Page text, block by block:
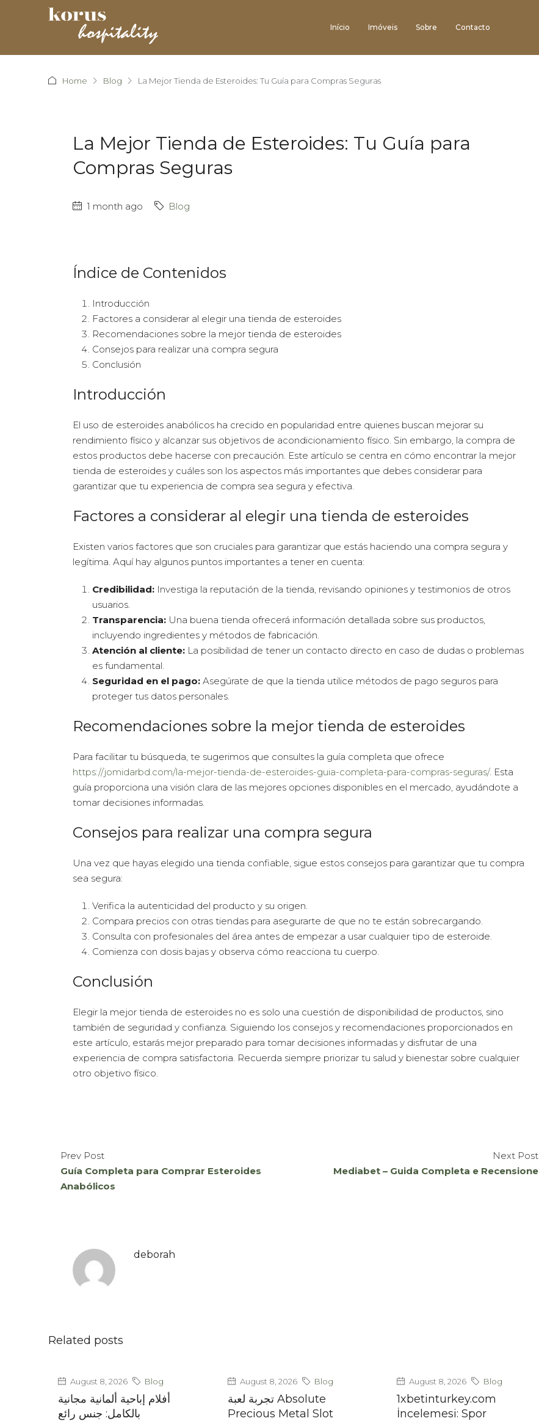
Início Imóveis Sobre Contacto
Home Blog La Mejor Tienda de Esteroides: Tu Guía para Compras Seguras
La Mejor Tienda de Esteroides: Tu Guía para
Compras Seguras
1 month ago Blog
Índice de Contenidos
Introducción
Factores a considerar al elegir una tienda de esteroides
Recomendaciones sobre la mejor tienda de esteroides
Consejos para realizar una compra segura
Conclusión
Introducción
El uso de esteroides anabólicos ha crecido en popularidad entre quienes buscan mejorar su
rendimiento físico y alcanzar sus objetivos de acondicionamiento físico. Sin embargo, la compra de
estos productos debe hacerse con precaución. Este artículo se centra en cómo encontrar la mejor
tienda de esteroides y cuáles son los aspectos más importantes que debes considerar para
garantizar que tu experiencia de compra sea segura y efectiva.
Factores a considerar al elegir una tienda de esteroides
Existen varios factores que son cruciales para garantizar que estás haciendo una compra segura y
legítima. Aquí hay algunos puntos importantes a tener en cuenta:
Credibilidad: Investiga la reputación de la tienda, revisando opiniones y testimonios de otros
usuarios.
Transparencia: Una buena tienda ofrecerá información detallada sobre sus productos,
incluyendo ingredientes y métodos de fabricación.
Atención al cliente: La posibilidad de tener un contacto directo en caso de dudas o problemas
es fundamental.
Seguridad en el pago: Asegúrate de que la tienda utilice métodos de pago seguros para
proteger tus datos personales.
Recomendaciones sobre la mejor tienda de esteroides
Para facilitar tu búsqueda, te sugerimos que consultes la guía completa que ofrece
https://jomidarbd.com/la-mejor-tienda-de-esteroides-guia-completa-para-compras-seguras/. Esta
guía proporciona una visión clara de las mejores opciones disponibles en el mercado, ayudándote a
tomar decisiones informadas.
Consejos para realizar una compra segura
Una vez que hayas elegido una tienda confiable, sigue estos consejos para garantizar que tu compra
sea segura:
Verifica la autenticidad del producto y su origen.
Compara precios con otras tiendas para asegurarte de que no te están sobrecargando.
Consulta con profesionales del área antes de empezar a usar cualquier tipo de esteroide.
Comienza con dosis bajas y observa cómo reacciona tu cuerpo.
Conclusión
Elegir la mejor tienda de esteroides no es solo una cuestión de disponibilidad de productos, sino
también de seguridad y confianza. Siguiendo los consejos y recomendaciones proporcionados en
este artículo, estarás mejor preparado para tomar decisiones informadas y disfrutar de una
experiencia de compra satisfactoria. Recuerda siempre priorizar tu salud y bienestar sobre cualquier
otro objetivo físico.
Prev Post
Guía Completa para Comprar Esteroides
Anabólicos
Next Post
Mediabet – Guida Completa e Recensione
deborah
Related posts
August 8, 2026 Blog
أفلام إباحية ألمانية مجانية
بالكامل: جنس رائع
August 8, 2026 Blog
تجربة لعبة Absolute
Precious Metal Slot
August 8, 2026 Blog
1xbetinturkey.com
İncelemesi: Spor